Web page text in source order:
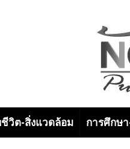
วิต-สิ่งแวดล้อม การศึกษ